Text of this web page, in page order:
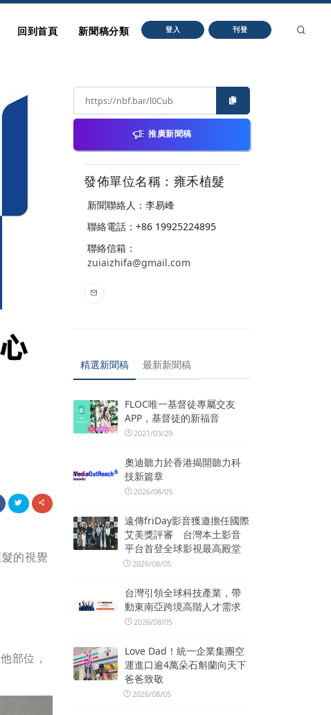
回到首頁 新聞稿分類 登入 刊登
的視覺
部位，
推廣新聞稿
發佈單位名稱：雍禾植髮
新聞聯絡人：李易峰
聯絡電話：+86 19925224895
聯絡信箱：
zuiaizhifa@gmail.com
精選新聞稿 最新新聞稿
FLOC唯一基督徒專屬交友
APP，基督徒的新福音
2021/03/29
奧迪聽力於香港揭開聽力科
技新篇章
2026/08/05
遠傳friDay影音獲邀擔任國際
艾美獎評審 台灣本土影音
平台首登全球影視最高殿堂
2026/08/05
台灣引領全球科技產業，帶
動東南亞跨境高階人才需求
2026/08/05
Love Dad！統一企業集團空
運進口逾4萬朵石斛蘭向天下
爸爸致敬
2026/08/05